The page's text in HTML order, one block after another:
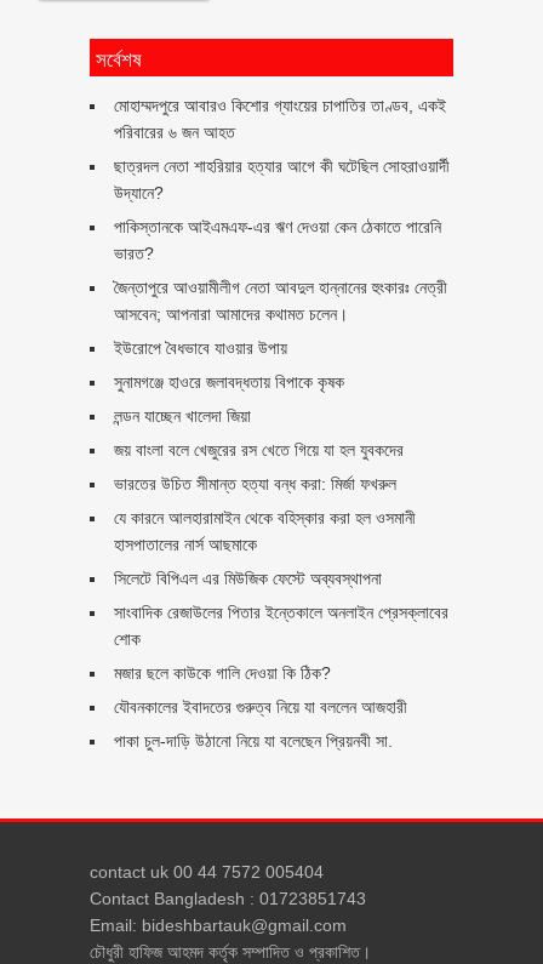
সর্বেশষ
মোহাম্মদপুরে আবারও কিশোর গ্যাংয়ের চাপাতির তাণ্ডব, একই
পরিবারের ৬ জন আহত
ছাত্রদল নেতা শাহরিয়ার হত্যার আগে কী ঘটেছিল সোহরাওয়ার্দী
উদ্যানে?
পাকিস্তানকে আইএমএফ-এর ঋণ দেওয়া কেন ঠেকাতে পারেনি
ভারত?
জৈন্তাপুরে আওয়ামীলীগ নেতা আবদুল হান্নানের হুংকারঃ নেত্রী
আসবেন; আপনারা আমাদের কথামত চলেন।
ইউরোপে বৈধভাবে যাওয়ার উপায়
সুনামগঞ্জে হাওরে জলাবদ্ধতায় বিপাকে কৃষক
লন্ডন যাচ্ছেন খালেদা জিয়া
জয় বাংলা বলে খেজুরের রস খেতে গিয়ে যা হল যুবকদের
ভারতের উচিত সীমান্ত হত্যা বন্ধ করা: মির্জা ফখরুল
যে কারনে আলহারামাইন থেকে বহিস্কার করা হল ওসমানী
হাসপাতালের নার্স আছমাকে
সিলেটে বিপিএল এর মিউজিক ফেস্টে অব্যবস্থাপনা
সাংবাদিক রেজাউলের পিতার ইন্তেকালে অনলাইন প্রেসক্লাবের
শোক
মজার ছলে কাউকে গালি দেওয়া কি ঠিক?
যৌবনকালের ইবাদতের গুরুত্ব নিয়ে যা বললেন আজহারী
পাকা চুল-দাড়ি উঠানো নিয়ে যা বলেছেন প্রিয়নবী সা.
contact uk 00 44 7572 005404
Contact Bangladesh : 01723851743
Email: bideshbartauk@gmail.com
চৌধুরী হাফিজ আহমদ কর্তৃক সম্পাদিত ও প্রকাশিত।